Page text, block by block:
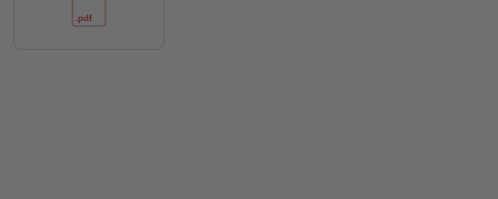
Hoe maak ik afdrukgegevens correct?